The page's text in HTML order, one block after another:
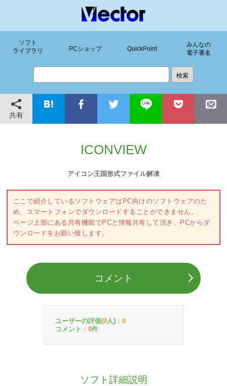
ソフト
ライブラリ
PCショップ QuickPoint
みんなの
電子署名
共有
ICONVIEW
アイコン王国形式ファイル解凍
ここで紹介しているソフトウェアはPC向けのソフトウェアのた
め、スマートフォンでダウンロードすることができません。
ページ上部にある共有機能でPCと情報共有して頂き、PCからダ
ウンロードをお願い致します。
コメント
ユーザーの評価(0 人)： 0
コメント： 0件
ソフト詳細説明